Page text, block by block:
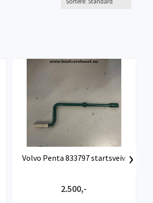
Volvo Penta 833797 startsveiv
2.500,-
›